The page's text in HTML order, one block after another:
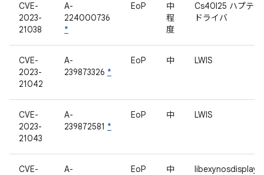
CVE-
2023-
21038
A-
224000736
*
EoP
中
程
度
Cs40l25 ハプティ
ドライバ
CVE-
2023-
21042
A-
239873326 *
EoP 中 LWIS
CVE-
2023-
21043
A-
239872581 *
EoP 中 LWIS
CVE-
A-
EoP
中
libexynosdisplay